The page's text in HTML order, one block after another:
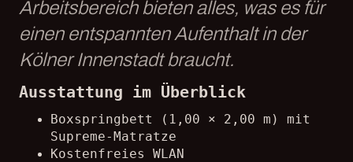
Arbeitsbereich bieten alles, was es für
einen entspannten Aufenthalt in der
Kölner Innenstadt braucht.
Ausstattung im Überblick
Boxspringbett (1,00 × 2,00 m) mit
Supreme-Matratze
Kostenfreies WLAN